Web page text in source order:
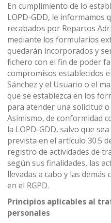
En cumplimiento de lo
LOPD-GDD, le informamos
recabados por Repartos
mediante los formularios
quedarán incorporados y
fichero con el fin de poder
compromisos establecidos
Sánchez y el Usuario o el
que se establezca en los
para atender una solicitud
Asimismo, de conformidad
la LOPD-GDD, salvo que
prevista en el artículo 30.5
registro de actividades de
según sus finalidades, las
llevadas a cabo y las demás
en el RGPD.
Principios aplicables al
personales